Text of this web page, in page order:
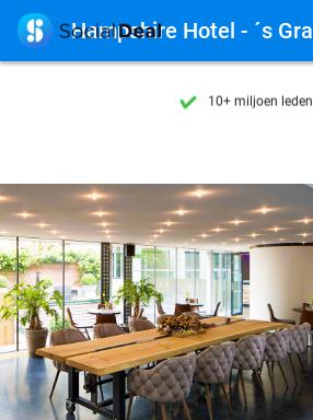
7 dagen per week
10+ miljoen leden
7 dagen per week
10+ miljoen leden
 Hampshire Hotel - ´s Gravenhof